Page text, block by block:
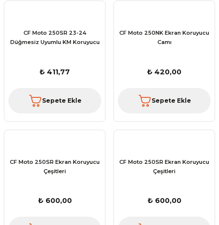
CF Moto 250SR 23-24
Düğmesiz Uyumlu KM Koruyucu
₺ 411,77
Sepete Ekle
CF Moto 250NK Ekran Koruyucu
Camı
₺ 420,00
Sepete Ekle
CF Moto 250SR Ekran Koruyucu
Çeşitleri
₺ 600,00
CF Moto 250SR Ekran Koruyucu
Çeşitleri
₺ 600,00